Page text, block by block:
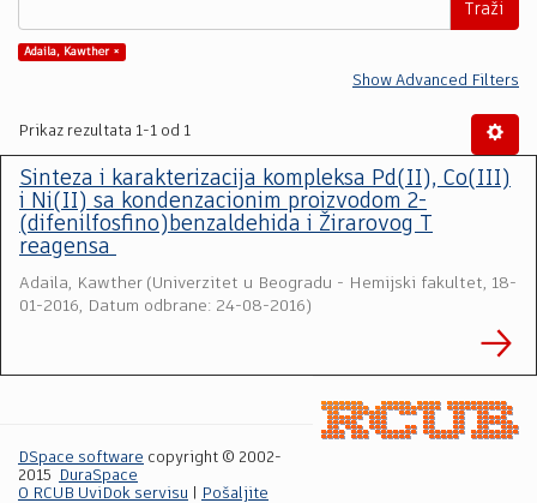
Traži
Adaila, Kawther ×
Show Advanced Filters
Prikaz rezultata 1-1 od 1
Sinteza i karakterizacija kompleksa Pd(II), Co(III)
i Ni(II) sa kondenzacionim proizvodom 2-
(difenilfosfino)benzaldehida i Žirarovog T
reagensa
Adaila, Kawther (Univerzitet u Beogradu - Hemijski fakultet, 18-
01-2016, Datum odbrane: 24-08-2016)
DSpace software copyright © 2002-
2015
DuraSpace
O RCUB UviDok servisu
Pošaljite